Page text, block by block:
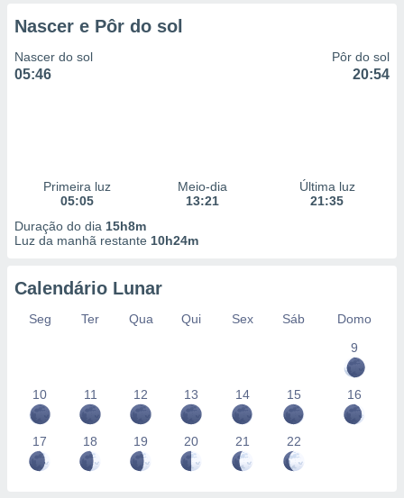
Nascer e Pôr do sol
Nascer do sol
05:46
Pôr do sol
20:54
Primeira luz
05:05
Meio-dia
13:21
Última luz
21:35
Duração do dia 15h8m
Luz da manhã restante 10h24m
Calendário Lunar
Seg Ter Qua Qui Sex Sáb
Domo
9
10 11 12 13 14 15 16
17 18 19 20 21 22